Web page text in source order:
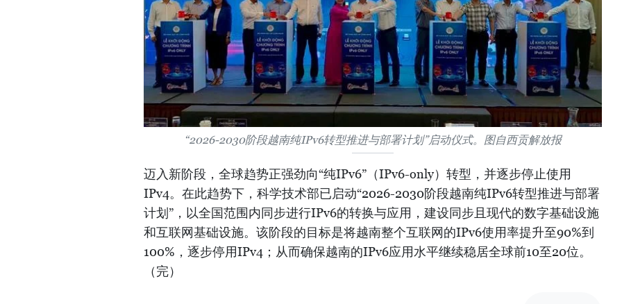
“2026-2030阶段越南纯IPv6转型推进与部署计划”启动仪式。图自西贡解放报
迈入新阶段，全球趋势正强劲向“纯IPv6”（IPv6-only）转型，并逐步停止使用
IPv4。在此趋势下，科学技术部已启动“2026-2030阶段越南纯IPv6转型推进与部署
计划”，以全国范围内同步进行IPv6的转换与应用，建设同步且现代的数字基础设施
和互联网基础设施。该阶段的目标是将越南整个互联网的IPv6使用率提升至90%到
100%，逐步停用IPv4；从而确保越南的IPv6应用水平继续稳居全球前10至20位。
（完）